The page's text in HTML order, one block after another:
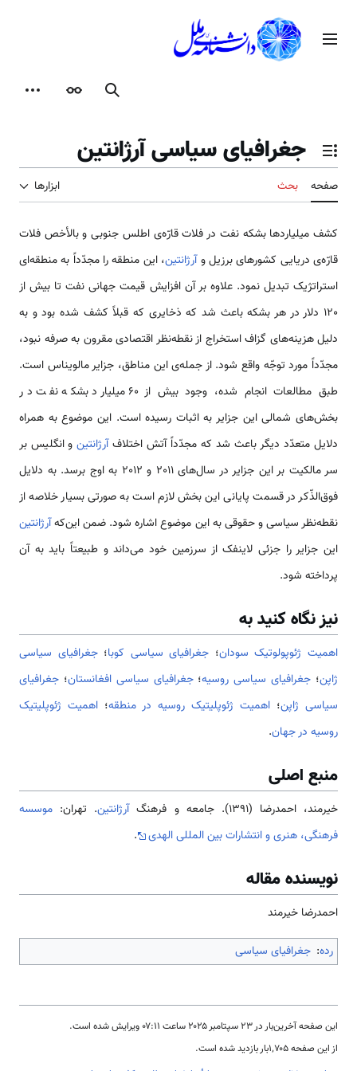
محتوامنوی اصلی
جستجوظاهر
تغییر وضعیت فهرست محتویات
جغرافیای سیاسی آرژانتین
صفحه بحث ابزارها
کشف میلیاردها بشکه نفت در فلات قارّه‌ی اطلس جنوبی و بالأخص فلات
قارّه‌ی دریایی کشورهای برزیل وآرژانتین، این منطقه را مجدّداً به منطقه‌ای
استراتژیک تبدیل نمود. علاوه بر آن افزایش قیمت جهانی نفت تا بیش از
120 دلار در هر بشکه باعث شد که ذخایری که قبلاً کشف شده بود و به
دلیل هزینه‌های گزاف استخراج از نقطه‌نظر اقتصادی مقرون به صرفه نبود،
مجدّداً مورد توجّه واقع شود. از جمله‌ی این مناطق، جزایر مالویناس است.
طبق مطالعات انجام شده، وجود بیش از 60 میلیارد بشکه نفت در
بخش‌های شمالی این جزایر به اثبات رسیده است. این موضوع به همراه
دلایل متعدّد دیگر باعث شد که مجدّداً آتش اختلافآرژانتین و انگلیس بر
سر مالکیت بر این جزایر در سال‌های 2011 و 2012 به اوج برسد. به دلایل
فوق‌الذّکر در قسمت پایانی این بخش لازم است به صورتی بسیار خلاصه از
نقطه‌نظر سیاسی و حقوقی به این موضوع اشاره شود. ضمن این‌کهآرژانتین
این جزایر را جزئی لاینفک از سرزمین خود می‌داند و طبیعتاً باید به آن
پرداخته شود.
نیز نگاه کنید به
اهمیت ژئوپولوتیک سودان؛ جغرافیای سیاسی کوبا؛جغرافیای سیاسی
ژاپن؛ جغرافیای سیاسی روسیه؛جغرافیای سیاسی افغانستان؛ جغرافیای
سیاسی ژاپن؛ اهمیت ژئوپلیتیک روسیه در منطقه؛ اهمیت ژئوپلیتیک
روسیه در جهان.
منبع اصلی
خیرمند، احمدرضا (1391). جامعه و فرهنگ آرژانتین. تهران: موسسه
فرهنگی، هنری و انتشارات بین المللی الهدی
.
نویسنده مقاله
احمدرضا خیرمند
رده: جغرافیای سیاسی
این صفحه آخرین‌بار در ‏۲۳ سپتامبر ۲۰۲۵ ساعت ‏۰۷:۱۱ ویرایش شده است.
از این صفحه ۱٬۷۰۵بار بازدید شده است.